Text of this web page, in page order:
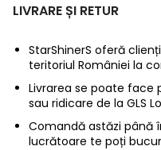
LIVRARE ȘI RETUR
StarShinerS oferă
teritoriul României la
Livrarea se poate face
sau ridicare de la GLS
Comandă astăzi până
lucrătoare te poți